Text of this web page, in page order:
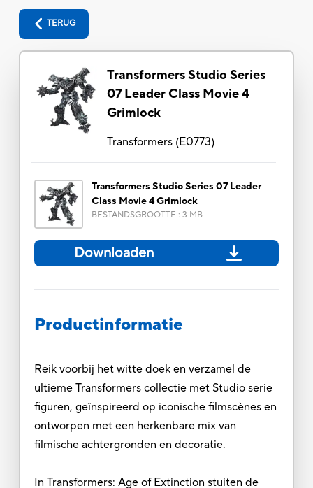
TERUG
Transformers Studio Series
07 Leader Class Movie 4
Grimlock
Transformers(E0773)
Transformers Studio Series 07 Leader
Class Movie 4 Grimlock
BESTANDSGROOTTE : 3 MB
Downloaden
Productinformatie
Reik voorbij het witte doek en verzamel de
ultieme Transformers collectie met Studio serie
figuren, geïnspireerd op iconische filmscènes en
ontworpen met een herkenbare mix van
filmische achtergronden en decoratie.
In Transformers: Age of Extinction stuiten de